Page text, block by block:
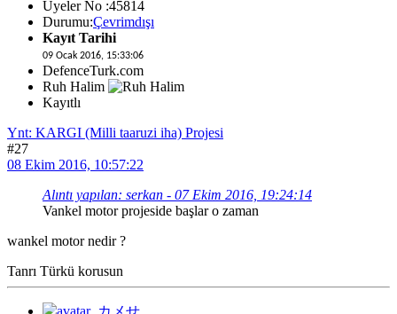
Üyeler No :45814
Durumu:Çevrimdışı
Kayıt Tarihi
09 Ocak 2016, 15:33:06
DefenceTurk.com
Ruh Halim
Kayıtlı
Ynt: KARGI (Milli taaruzi iha) Projesi
#27
08 Ekim 2016, 10:57:22
Alıntı yapılan: serkan - 07 Ekim 2016, 19:24:14
Vankel motor projeside başlar o zaman
wankel motor nedir ?
Tanrı Türkü korusun